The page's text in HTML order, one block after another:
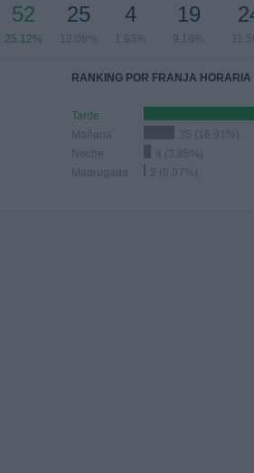
52
25.12%
25
12.08%
4
1.93%
19
9.18%
RANKING POR FRANJA HORARIA
Tarde
Mañana
35 (16.91%)
Noche
8 (3.86%)
Madrugada
2 (0.97%)